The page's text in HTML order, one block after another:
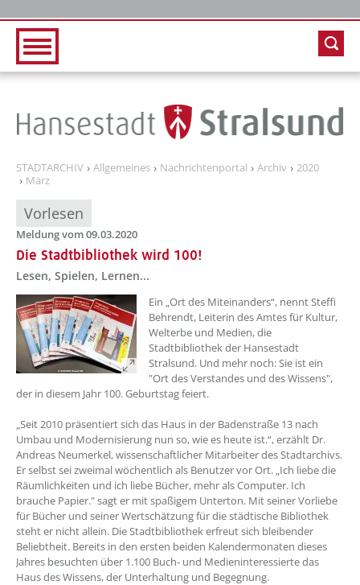
STADTARCHIV Allgemeines Nachrichtenportal Archiv
2020
März
Vorlesen
Meldung vom 09.03.2020
Die Stadtbibliothek wird 100!
Lesen, Spielen, Lernen...
Ein „Ort des Miteinanders“, nennt Steffi
Behrendt, Leiterin des Amtes für Kultur,
Welterbe und Medien, die
Stadtbibliothek der Hansestadt
Stralsund. Und mehr noch: Sie ist ein
"Ort des Verstandes und des Wissens",
der in diesem Jahr 100. Geburtstag feiert.
„Seit 2010 präsentiert sich das Haus in der Badenstraße 13 nach
Umbau und Modernisierung nun so, wie es heute ist.“, erzählt Dr.
Andreas Neumerkel, wissenschaftlicher Mitarbeiter des Stadtarchivs.
Er selbst sei zweimal wöchentlich als Benutzer vor Ort. „Ich liebe die
Räumlichkeiten und ich liebe Bücher, mehr als Computer. Ich
brauche Papier." sagt er mit spaßigem Unterton. Mit seiner Vorliebe
für Bücher und seiner Wertschätzung für die städtische Bibliothek
steht er nicht allein. Die Stadtbibliothek erfreut sich bleibender
Beliebtheit. Bereits in den ersten beiden Kalendermonaten dieses
Jahres besuchten über 1.100 Buch- und Medieninteressierte das
Haus des Wissens, der Unterhaltung und Begegnung.